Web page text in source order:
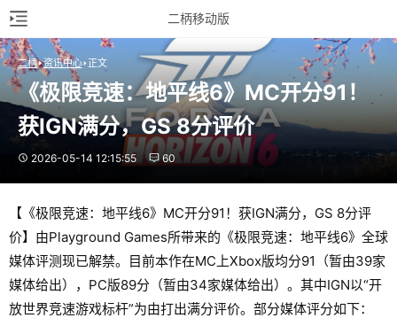
二柄移动版
二柄 资讯中心 正文
《极限竞速：地平线6》MC开分91！
获IGN满分，GS 8分评价
2026-05-14 12:15:55 60
【《极限竞速：地平线6》MC开分91！获IGN满分，GS 8分评
价】由Playground Games所带来的《极限竞速：地平线6》全球
媒体评测现已解禁。目前本作在MC上Xbox版均分91（暂由39家
媒体给出），PC版89分（暂由34家媒体给出）。其中IGN以“开
放世界竞速游戏标杆”为由打出满分评价。部分媒体评分如下：